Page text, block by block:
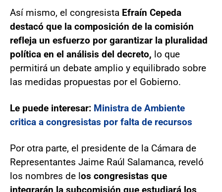
Así mismo, el congresista Efraín Cepeda
destacó que la composición de la comisión
refleja un esfuerzo por garantizar la pluralidad
política en el análisis del decreto, lo que
permitirá un debate amplio y equilibrado sobre
las medidas propuestas por el Gobierno.
Le puede interesar: Ministra de Ambiente
critica a congresistas por falta de recursos
Por otra parte, el presidente de la Cámara de
Representantes Jaime Raúl Salamanca, reveló
los nombres de los congresistas que